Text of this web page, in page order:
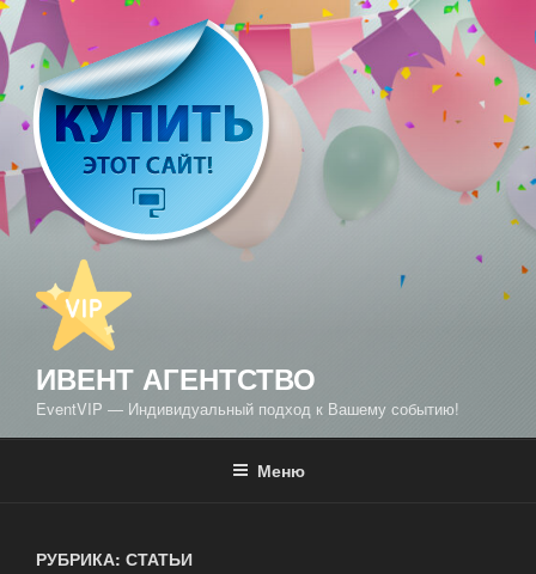
Перейти
к
содержимому
ИВЕНТ АГЕНТСТВО
EventVIP — Индивидуальный подход к Вашему событию!
Меню
РУБРИКА: СТАТЬИ